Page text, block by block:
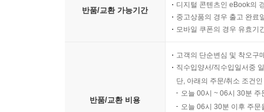
반품/교환 가능기간
디지털 콘텐츠인 eBook의
중고상품의 경우 출고 완료
모바일 쿠폰의 경우 유효기
반품/교환 비용
고객의 단순변심 및 착오구
직수입양서/직수입일서중
단, 아래의 주문/취소 조건
오늘 00시 ~ 06시 30분
오늘 06시 30분 이후 주